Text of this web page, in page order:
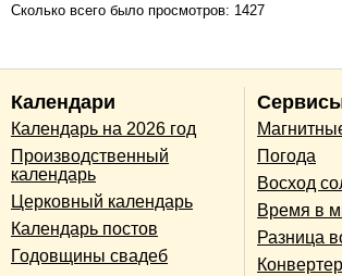
Сколько всего было просмотров: 1427
Календари
Календарь на 2026 год
Производственный
календарь
Церковный календарь
Календарь постов
Годовщины свадеб
Погода
Восход
Время в
Разница